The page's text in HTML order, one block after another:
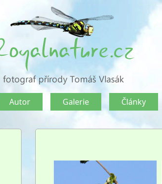
Autor Galerie Články